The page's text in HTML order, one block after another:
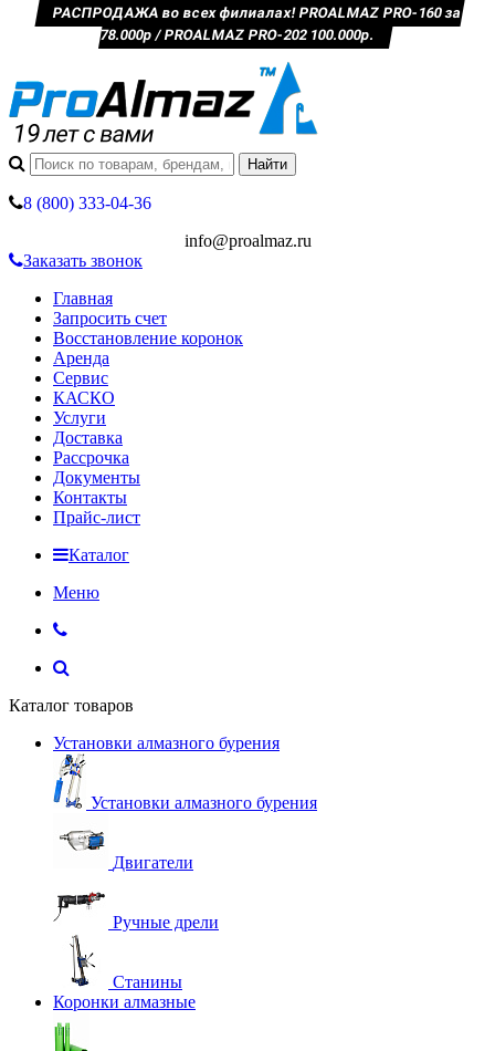
РАСПРОДАЖА во всех филиалах! PROALMAZ PRO-160 за
78.000р / PROALMAZ PRO-202 100.000р.
8 (800) 333-04-36
info@proalmaz.ru
Заказать звонок
Главная
Запросить счет
Восстановление коронок
Аренда
Сервис
КАСКО
Услуги
Доставка
Рассрочка
Документы
Контакты
Прайс-лист
Каталог
Меню
Каталог товаров
Установки алмазного бурения
Установки алмазного бурения
Двигатели
Ручные дрели
Станины
Коронки алмазные